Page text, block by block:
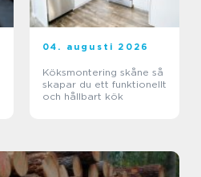
04. augusti 2026
Köksmontering skåne så
skapar du ett funktionellt
och hållbart kök